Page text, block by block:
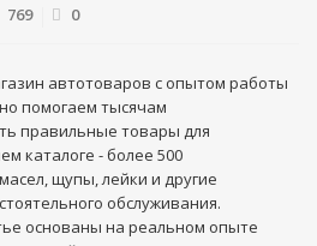
769 0
автотоваров с опытом работы
помогаем тысячам
правильные товары для
каталоге - более 500
щупы, лейки и другие
обслуживания.
основаны на реальном опыте